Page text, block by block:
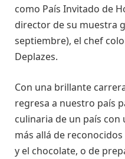
como País Invitado de
director de su muestra
septiembre), el chef
Deplazes.
Con una brillante
regresa a nuestro país
culinaria de un país con
más allá de
y el chocolate, o de